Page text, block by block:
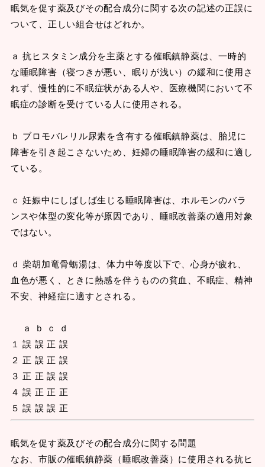
眠気を促す薬及びその配合成分に関する次の記述の正誤に
ついて、正しい組合せはどれか。
ａ 抗ヒスタミン成分を主薬とする催眠鎮静薬は、一時的
な睡眠障害（寝つきが悪い、眠りが浅い）の緩和に使用さ
れず、慢性的に不眠症状がある人や、医療機関において不
眠症の診断を受けている人に使用される。
ｂ ブロモバレリル尿素を含有する催眠鎮静薬は、胎児に
障害を引き起こさないため、妊婦の睡眠障害の緩和に適し
ている。
ｃ 妊娠中にしばしば生じる睡眠障害は、ホルモンのバラ
ンスや体型の変化等が原因であり、睡眠改善薬の適用対象
ではない。
ｄ 柴胡加竜骨蛎湯は、体力中等度以下で、心身が疲れ、
血色が悪く、ときに熱感を伴うものの貧血、不眠症、精神
不安、神経症に適すとされる。
ａ ｂ ｃ ｄ
１ 誤 誤 正 誤
２ 正 誤 正 誤
３ 正 正 誤 誤
４ 誤 正 正 正
５ 誤 誤 誤 正
眠気を促す薬及びその配合成分に関する問題
なお、市販の催眠鎮静薬（睡眠改善薬）に使用される抗ヒ